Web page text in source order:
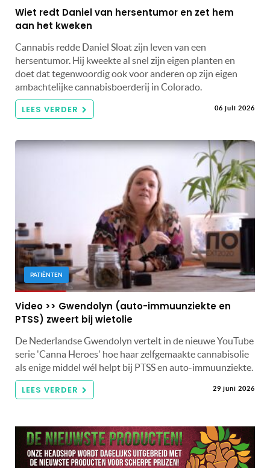
Wiet redt Daniel van hersentumor en zet hem
aan het kweken
Cannabis redde Daniel Sloat zijn leven van een
hersentumor. Hij kweekte al snel zijn eigen planten en
doet dat tegenwoordig ook voor anderen op zijn eigen
ambachtelijke cannabisboerderij in Colorado.
LEES VERDER 06 juli 2026
PATIËNTEN
Video >> Gwendolyn (auto-immuunziekte en
PTSS) zweert bij wietolie
De Nederlandse Gwendolyn vertelt in de nieuwe YouTube
serie 'Canna Heroes' hoe haar zelfgemaakte cannabisolie
als enige middel wél helpt bij PTSS en auto-immuunziekte.
LEES VERDER 29 juni 2026